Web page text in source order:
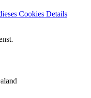
Cookies Details